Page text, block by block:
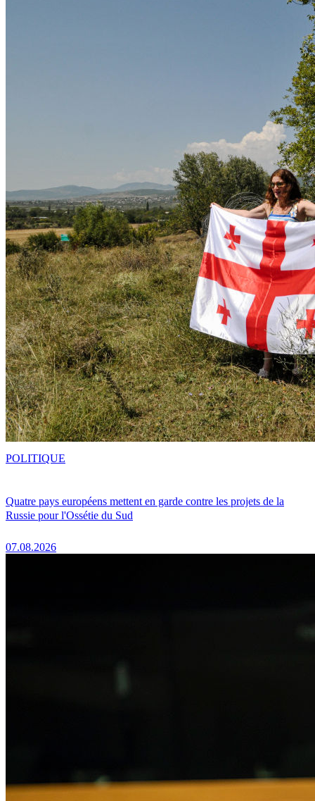
Quatre pays européens mettent en garde contre les projets de la
Russie pour l'Ossétie du Sud
07.08.2026
POLITIQUE